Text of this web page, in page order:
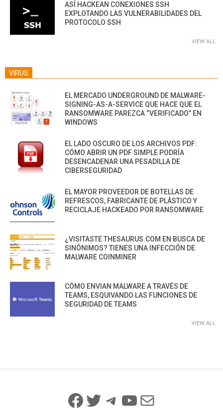
ASÍ HACKEAN CONEXIONES SSH
EXPLOTANDO LAS VULNERABILIDADES DEL
PROTOCOLO SSH
VIEW ALL
VIRUS
EL MERCADO UNDERGROUND DE MALWARE-
SIGNING-AS-A-SERVICE QUE HACE QUE EL
RANSOMWARE PAREZCA “VERIFICADO” EN
WINDOWS
EL LADO OSCURO DE LOS ARCHIVOS PDF:
CÓMO ABRIR UN PDF SIMPLE PODRÍA
DESENCADENAR UNA PESADILLA DE
CIBERSEGURIDAD
EL MAYOR PROVEEDOR DE BOTELLAS DE
REFRESCOS, FABRICANTE DE PLÁSTICO Y
RECICLAJE HACKEADO POR RANSOMWARE
¿VISITASTE THESAURUS.COM EN BUSCA DE
SINÓNIMOS? TIENES UNA INFECCIÓN DE
MALWARE COINMINER
CÓMO ENVIAN MALWARE A TRAVÉS DE
TEAMS, ESQUIVANDO LAS FUNCIONES DE
SEGURIDAD DE TEAMS
VIEW ALL
Facebook
Twitter
Telegram
YouTube
Mail